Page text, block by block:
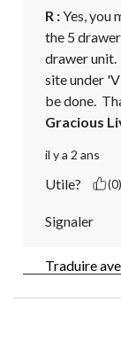
R : Yes, you
the 5
drawer unit.
site under
be done.
Gracious
il y a 2 ans
Utile? (0)
Signaler
Traduire